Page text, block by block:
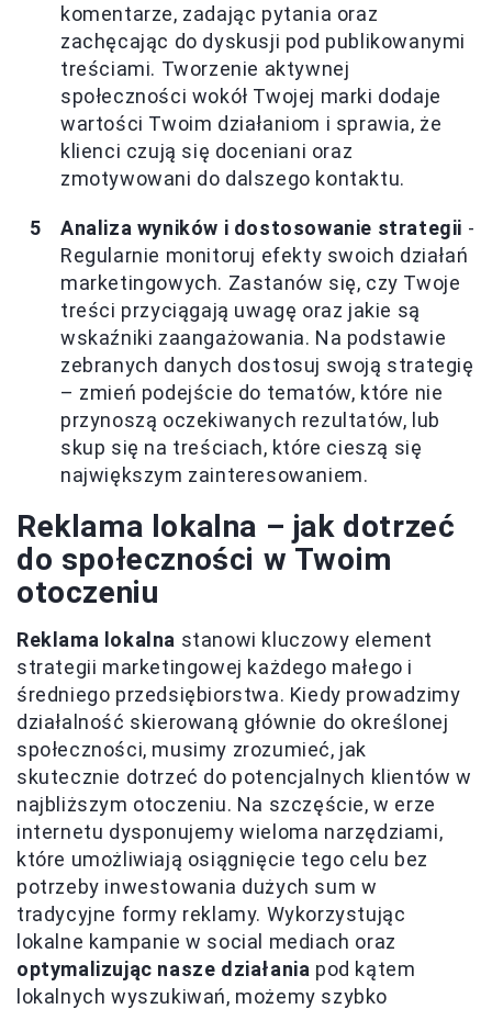
komentarze, zadając pytania oraz
zachęcając do dyskusji pod publikowanymi
treściami. Tworzenie aktywnej
społeczności wokół Twojej marki dodaje
wartości Twoim działaniom i sprawia, że
klienci czują się doceniani oraz
zmotywowani do dalszego kontaktu.
Analiza wyników i dostosowanie strategii -
Regularnie monitoruj efekty swoich działań
marketingowych. Zastanów się, czy Twoje
treści przyciągają uwagę oraz jakie są
wskaźniki zaangażowania. Na podstawie
zebranych danych dostosuj swoją strategię
– zmień podejście do tematów, które nie
przynoszą oczekiwanych rezultatów, lub
skup się na treściach, które cieszą się
największym zainteresowaniem.
Reklama lokalna – jak dotrzeć
do społeczności w Twoim
otoczeniu
Reklama lokalna stanowi kluczowy element
strategii marketingowej każdego małego i
średniego przedsiębiorstwa. Kiedy prowadzimy
działalność skierowaną głównie do określonej
społeczności, musimy zrozumieć, jak
skutecznie dotrzeć do potencjalnych klientów w
najbliższym otoczeniu. Na szczęście, w erze
internetu dysponujemy wieloma narzędziami,
które umożliwiają osiągnięcie tego celu bez
potrzeby inwestowania dużych sum w
tradycyjne formy reklamy. Wykorzystując
lokalne kampanie w social mediach oraz
optymalizując nasze działania pod kątem
lokalnych wyszukiwań, możemy szybko